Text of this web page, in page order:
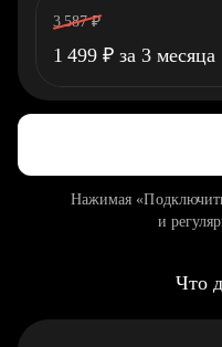
3 587 ₽
1 499 ₽ за 3 месяца
Нажимая
и
Что